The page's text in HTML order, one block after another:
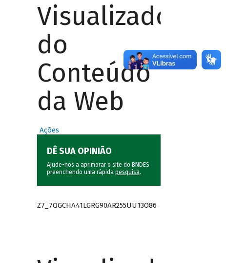
Visualizador
do
Conteúdo
da Web
Ações
DÊ SUA OPINIÃO
Ajude-nos a aprimorar o site do BNDES
preenchendo uma rápida pesquisa.
Z7_7QGCHA41LGRG90AR255UU13O86